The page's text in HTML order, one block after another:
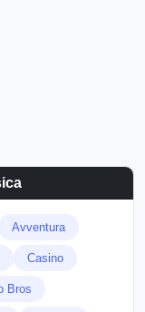
Avventura
Casino
Bros